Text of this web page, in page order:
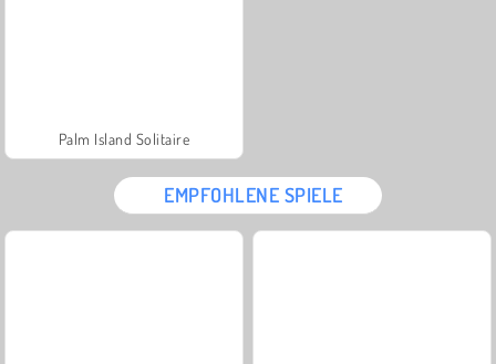
Palm Island Solitaire
EMPFOHLENE SPIELE